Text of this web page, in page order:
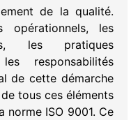
de la qualité.
opérationnels, les
les pratiques
responsabilités
de cette démarche
tous ces éléments
norme ISO 9001. Ce